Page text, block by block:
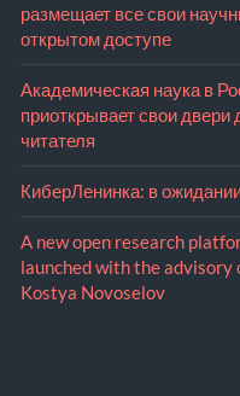
размещает все свои
открытом доступе
Академическая наука в
приоткрывает свои двери
читателя
КиберЛенинка: в
A new open research
launched with the advisory
Kostya Novoselov